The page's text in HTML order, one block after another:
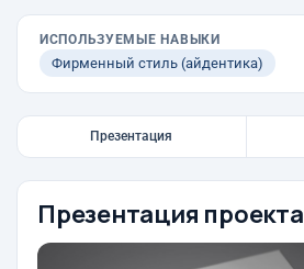
ИСПОЛЬЗУЕМЫЕ НАВЫКИ
Фирменный стиль (айдентика)
Презентация
Презентация проекта